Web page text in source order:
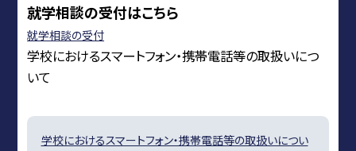
就学相談の受付はこちら
就学相談の受付
学校におけるスマートフォン・携帯電話等の取扱いにつ
いて
学校におけるスマートフォン・携帯電話等の取扱いについ